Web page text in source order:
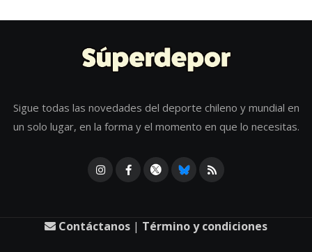
Sigue todas las novedades del deporte chileno y mundial en
un solo lugar, en la forma y el momento en que lo necesitas.
Contáctanos | Término y condiciones